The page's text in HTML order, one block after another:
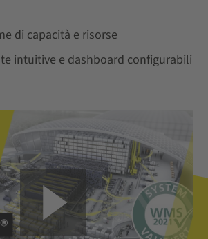
di capacità e risorse
intuitive e dashboard configurabili